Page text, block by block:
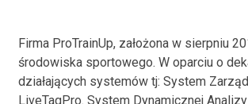
Firma ProTrainUp, założona w sierpniu
środowiska sportowego. W oparciu o
działających systemów tj: System
LiveTagPro. System Dynamicznej